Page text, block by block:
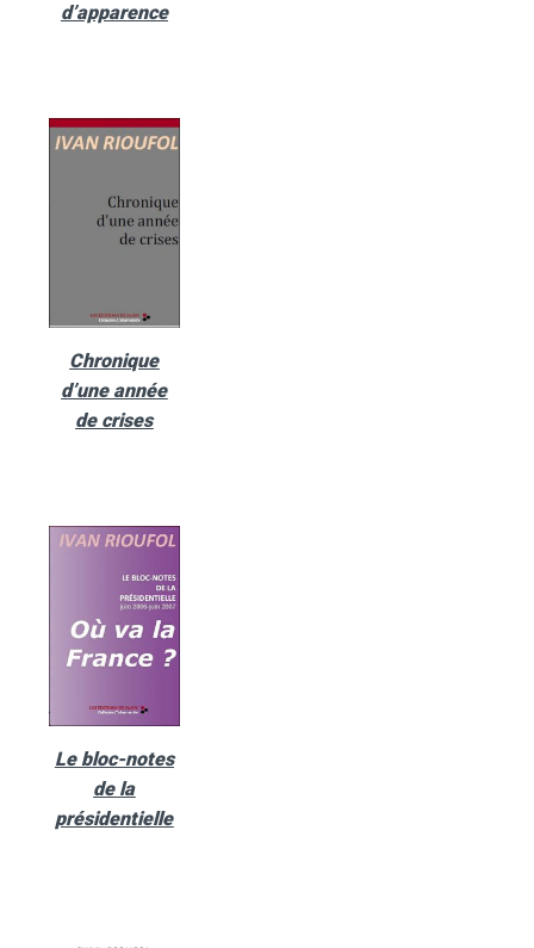
d’apparence
Chronique
d’une année
de crises
Le bloc-notes
de la
présidentielle